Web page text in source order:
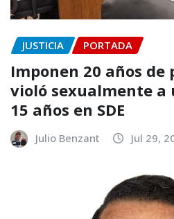
JUSTICIA PORTADA
Imponen 20 años
violó sexualmente a
15 años en SDE
Julio Benzant Jul 29,